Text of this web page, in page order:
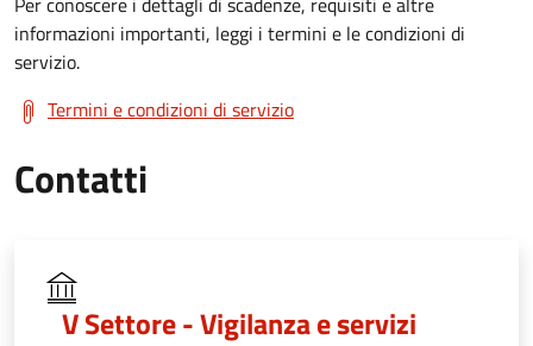
informazioni importanti, leggi i termini e le condizioni di
servizio.
Termini e condizioni di servizio
Contatti
V Settore - Vigilanza e servizi